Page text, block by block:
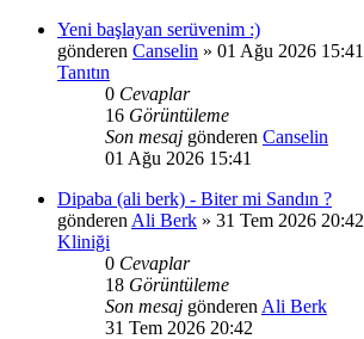
Yeni başlayan serüvenim :)
gönderen Canselin » 01 Ağu 2026 15:41
Tanıtın
0 Cevaplar
16 Görüntüleme
Son mesaj gönderen Canselin
01 Ağu 2026 15:41
Dipaba (ali berk) - Biter mi Sandın ?
gönderen Ali Berk » 31 Tem 2026 20:42
Kliniği
0 Cevaplar
18 Görüntüleme
Son mesaj gönderen Ali Berk
31 Tem 2026 20:42